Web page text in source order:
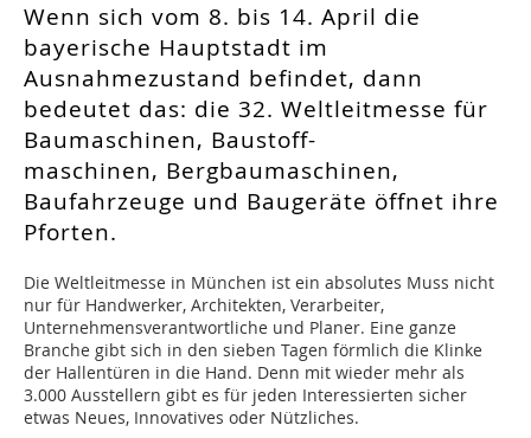
Wenn sich vom 8. bis 14. April die
bayerische Hauptstadt im
Ausnahmezustand befindet, dann
bedeutet das: die 32. Weltleitmesse für
Baumaschinen, Baustoff-
maschinen, Bergbaumaschinen,
Baufahrzeuge und Baugeräte öffnet ihre
Pforten.
Die Weltleitmesse in München ist ein absolutes Muss nicht
nur für Handwerker, Architekten, Verarbeiter,
Unternehmensverantwortliche und Planer. Eine ganze
Branche gibt sich in den sieben Tagen förmlich die Klinke
der Hallentüren in die Hand. Denn mit wieder mehr als
3.000 Ausstellern gibt es für jeden Interessierten sicher
etwas Neues, Innovatives oder Nützliches.